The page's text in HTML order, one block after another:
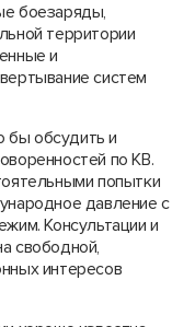
боезаряды,
территории
и
систем
обсудить и
по КВ.
попытки
давление с
Консультации и
свободной,
интересов